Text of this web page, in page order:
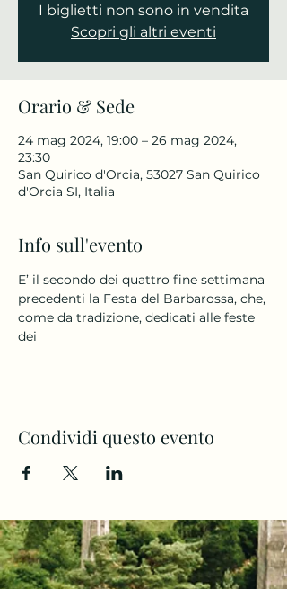
I biglietti non sono in vendita
Scopri gli altri eventi
Orario & Sede
24 mag 2024, 19:00 – 26 mag 2024,
23:30
San Quirico d'Orcia, 53027 San Quirico
d'Orcia SI, Italia
Info sull'evento
E’ il secondo dei quattro fine settimana
precedenti la Festa del Barbarossa, che,
come da tradizione, dedicati alle feste
dei
Condividi questo evento